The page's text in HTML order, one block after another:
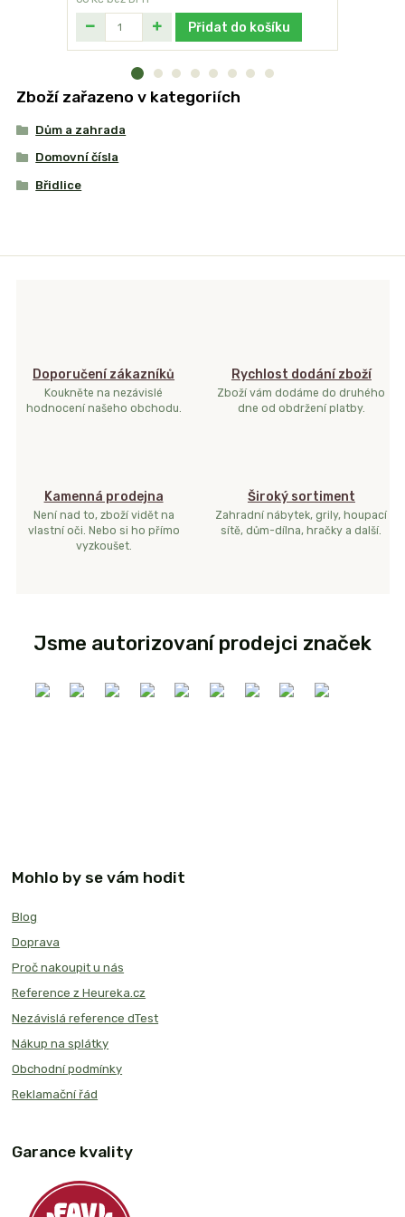
Přidat do košíku
Zboží zařazeno v kategoriích
Dům a zahrada
Domovní čísla
Břidlice
Doporučení zákazníků
Koukněte na nezávislé
hodnocení našeho obchodu.
Rychlost dodání zboží
Zboží vám dodáme do druhého
dne od obdržení platby.
Kamenná prodejna
Není nad to, zboží vidět na
vlastní oči. Nebo si ho přímo
vyzkoušet.
Široký sortiment
Zahradní nábytek, grily, houpací
sítě, dům-dílna, hračky a další.
Jsme autorizovaní prodejci značek
Mohlo by se vám hodit
Blog
Doprava
Proč nakoupit u nás
Reference z Heureka.cz
Nezávislá reference dTest
Nákup na splátky
Obchodní podmínky
Reklamační řád
Garance kvality